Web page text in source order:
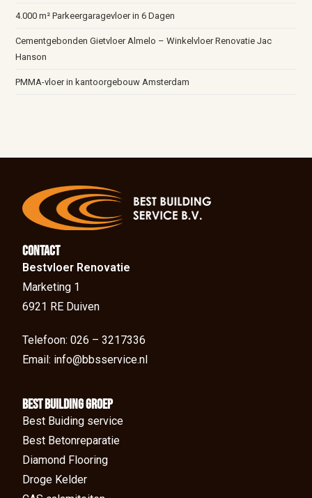
4.000 m² Parkeergaragevloer in 6 Dagen
Cementgebonden Gietvloer Almelo – Winkelvloer Renovatie Jac
Hanson
PMMA-vloer in kantoorgebouw Amsterdam
Contact
Bestvloer Renovatie
Marketing 1
6921 RE Duiven
Telefoon: 026 – 3217336
Email: info@bbsservice.nl
BEst Building groep
Best Buiding service
Best Betonreparatie
Diamond Flooring
Droge Kelder